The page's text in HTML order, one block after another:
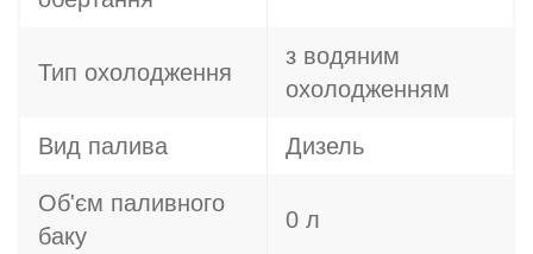
Тип охолодження
з водяним
охолодженням
Вид палива Дизель
Об'єм паливного
баку
0 л